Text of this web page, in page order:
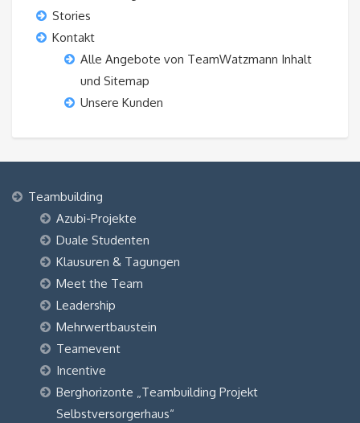
Stories
Kontakt
Alle Angebote von TeamWatzmann Inhalt
und Sitemap
Unsere Kunden
Teambuilding
Azubi-Projekte
Duale Studenten
Klausuren & Tagungen
Meet the Team
Leadership
Mehrwertbaustein
Teamevent
Incentive
Berghorizonte „Teambuilding Projekt
Selbstversorgerhaus“